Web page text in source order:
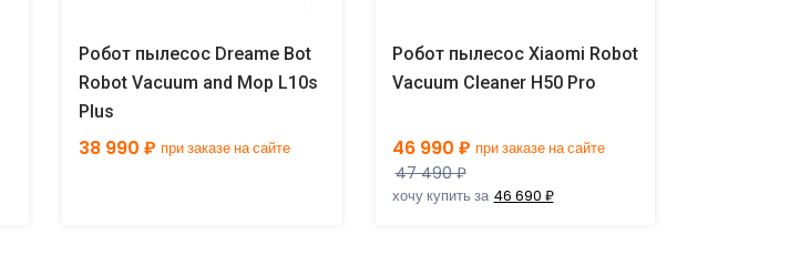
Робот пылесос Dreame Bot
Robot Vacuum and Mop L10s
Plus
38 990 ₽ при заказе на сайте
Робот пылесос Xiaomi Robot
Vacuum Cleaner H50 Pro
46 990 ₽ при заказе на сайте
47 490 ₽
хочу купить за 46 690 ₽